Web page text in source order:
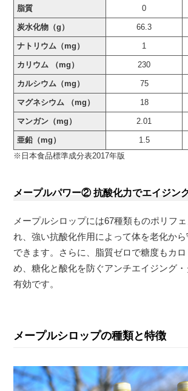
脂質 0
炭水化物（g） 66.3
ナトリウム（mg） 1
カリウム （mg） 230
カルシウム（mg） 75
マグネシウム （mg） 18
マンガン（mg） 2.01
亜鉛（mg） 1.5
※日本食品標準成分表2017年版
メープルパワー② 抗酸化力でエイジン
メープルシロップには67種類ものポリフ
れ、強い抗酸化作用によって体を老化か
できます。さらに、脂質ゼロで糖度もカ
め、糖化と酸化を防ぐアンチエイジング
有効です。
メープルシロップの種類と特徴